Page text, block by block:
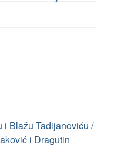
i Blažu Tadijanoviću /
i Dragutin